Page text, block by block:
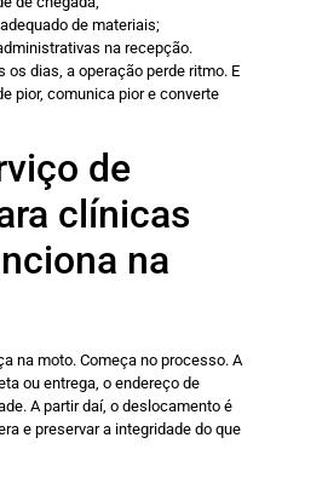
de materiais;
na recepção.
dias, a operação perde ritmo. E
pior, comunica pior e converte
de
clínicas
na
na moto. Começa no processo. A
ou entrega, o endereço de
A partir daí, o deslocamento é
e preservar a integridade do que